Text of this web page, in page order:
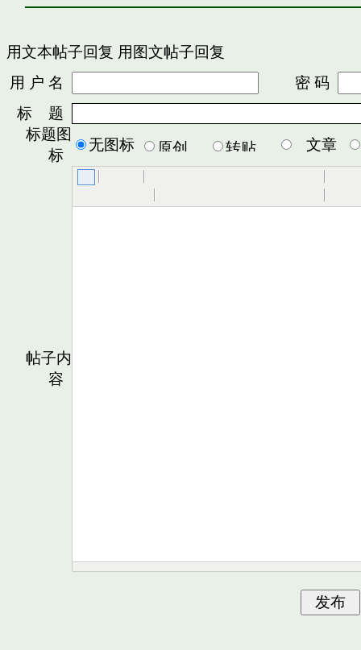
用文本帖子回复 用图文帖子回复
用 户 名
密 码
标 题
标题图
标
无图标 文章
帖子内
容